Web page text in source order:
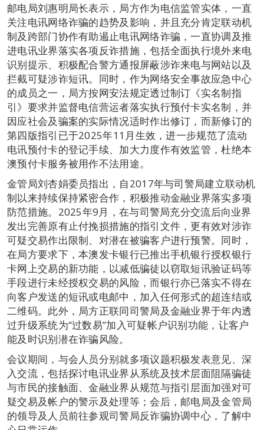
邮电局刘惠明局长表示，局方作为电信监管实体，一直
关注电讯网络诈骗的趋势及影响，并且充分肯定联动机
制及跨部门协作有助遏止电讯网络诈骗，一直协调及推
进电讯业界落实各项反诈措施，包括全面执行境外来电
识别提示、积极配合警方通报屏蔽涉诈来电与网站以及
拦截可疑涉诈短讯。同时，作为网络安全事故应急中心
的成员之一，局方按网安法规定透过制订《实名制指
引》要求并监督电信营运者落实执行预付卡实名制，并
因应社会及骗案的实际情况适时作出修订，而新修订的
第四版指引已于2025年11月生效，进一步规范了流动
电讯预付卡的登记手续、加大力度作有效监管，杜绝本
澳预付卡服务被用作不法用途。
金管局刘杏娟委员指出，自2017年与司警局建立联动机
制以来持续保持紧密合作，积极推动金融业界落实多项
防范措施。2025年9月，在与司警局充分交流后向业界
发出完善原有止付挽损措施的指引文件，更有效对涉诈
可疑交易作出限制、对潜在被骗客户进行预警。同时，
在局方要求下，本澳发卡银行已推出手机银行授权银行
卡网上交易的新功能，以减低骗徒以窃取短讯验证码等
手段进行未经授权交易的风险，而银行亦已落实不得在
向客户发送的短讯或电邮中，加入任何形式的超连结或
二维码。此外，局方正联同司警局及金融业界于年内透
过升级系统为“过数易”加入可疑帐户识别功能，让客户
能及时识别潜在诈骗风险。
会议期间，与会人员分别就多项议题积极发表意见、深
入交流，包括探讨电讯业界从系统及技术层面阻隔骗徒
与市民的接触面、金融业界从规范与指引层面加强对可
疑交易及帐户的警示及处理等；会后，邮电局及金管局
的领导及人员前往参观司警局反诈骗协调中心，了解中